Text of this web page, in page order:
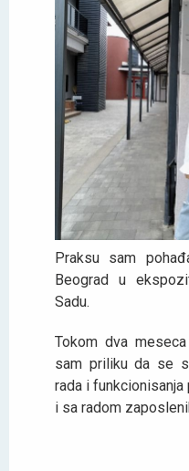
Praksu sam
Beograd u
Sadu.
Tokom dva
sam priliku da se
rada i funkcionisanja
i sa radom